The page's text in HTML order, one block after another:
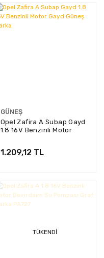
GÜNEŞ
Opel Zafira A Subap Gayd
1.8 16V Benzinli Motor
1.209,12 TL
TÜKENDI